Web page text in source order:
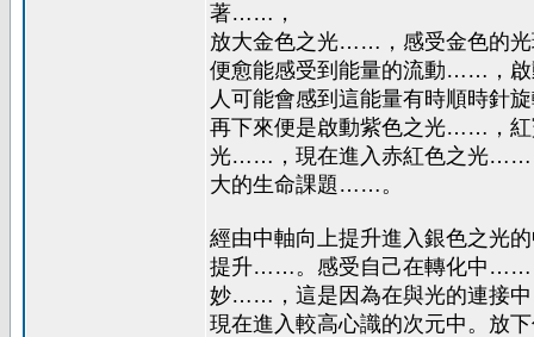
著……，
放大金色之光……，感受金色的
便愈能感受到能量的流動……，
人可能會感到這能量有時順時針
再下來便是啟動紫色之光……，
光……，現在進入赤紅色之光……
大的生命課題……。
經由中軸向上提升進入銀色之
提升……。感受自己在轉化中……
妙……，這是因為在與光的連接中
現在進入較高心識的次元中。放